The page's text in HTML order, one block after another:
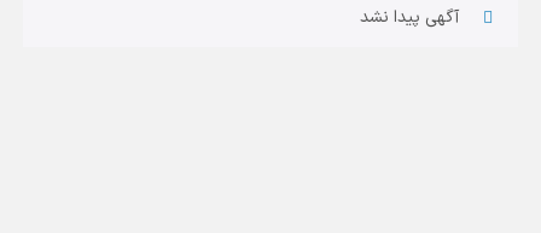
آگهی پیدا نشد